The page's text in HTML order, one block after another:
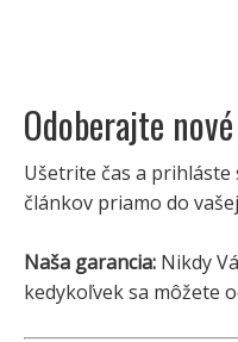
Odoberajte
Ušetrite čas a prihláste
článkov priamo do
Naša garancia: Nikdy
kedykoľvek sa môžete